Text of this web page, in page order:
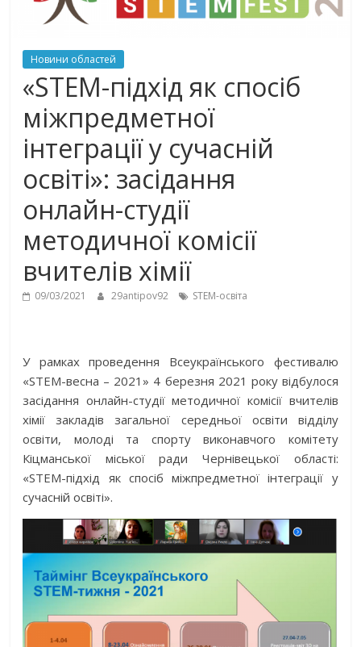
Новини областей
«STEM-підхід як спосіб
міжпредметної
інтеграції у сучасній
освіті»: засідання
онлайн-студії
методичної комісії
вчителів хімії
09/03/2021 29antipov92 STEM-освіта
У рамках проведення Всеукраїнського фестивалю
«STEM-весна – 2021» 4 березня 2021 року відбулося
засідання онлайн-студії методичної комісії вчителів
хімії закладів загальної середньої освіти відділу
освіти, молоді та спорту виконавчого комітету
Кіцманської міської ради Чернівецької області:
«STEM-підхід як спосіб міжпредметної інтеграції у
сучасній освіті».